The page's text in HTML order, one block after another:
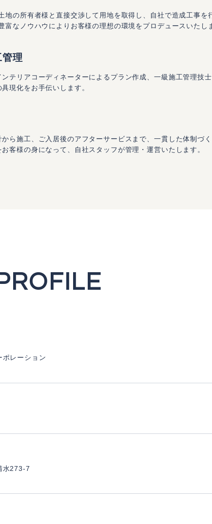
地の所有者様と直接交渉して用地を取得し、自社で造成工事
富なノウハウによりお客様の理想の環境をプロデュースいたし
理
テリアコーディネーターによるプラン作成、一級施工管理技
現化をお手伝いします。
から施工、ご入居後のアフターサービスまで、一貫した体制づ
客様の身になって、自社スタッフが管理・運営いたします。
ポレーション
水273-7